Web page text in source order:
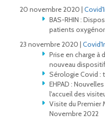
20 novembre 2020 |
BAS-RHIN :
patients
23 novembre 2020 |
Prise en charge à
nouveau
Sérologie Covid :
EHPAD :
l'accueil des
Visite du Premier
Novembre 2022